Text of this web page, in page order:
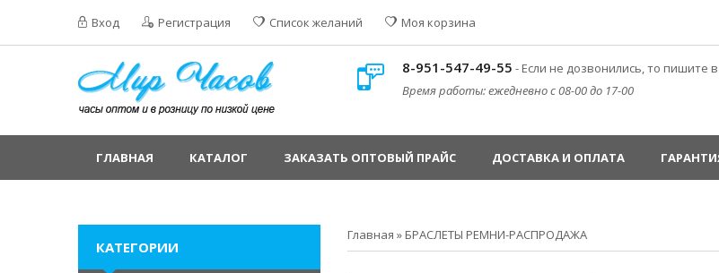
Вход Регистрация Список желаний Моя корзина
8-951-547-49-55 - Если не дозвонились, то пишите
Время работы: ежедневно с 08-00 до 17-00
ГЛАВНАЯ КАТАЛОГ ЗАКАЗАТЬ ОПТОВЫЙ ПРАЙС ДОСТАВКА И ОПЛАТА
Главная » БРАСЛЕТЫ РЕМНИ-РАСПРОДАЖА
КАТЕГОРИИ